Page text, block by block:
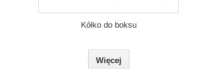
Kółko do boksu
Więcej